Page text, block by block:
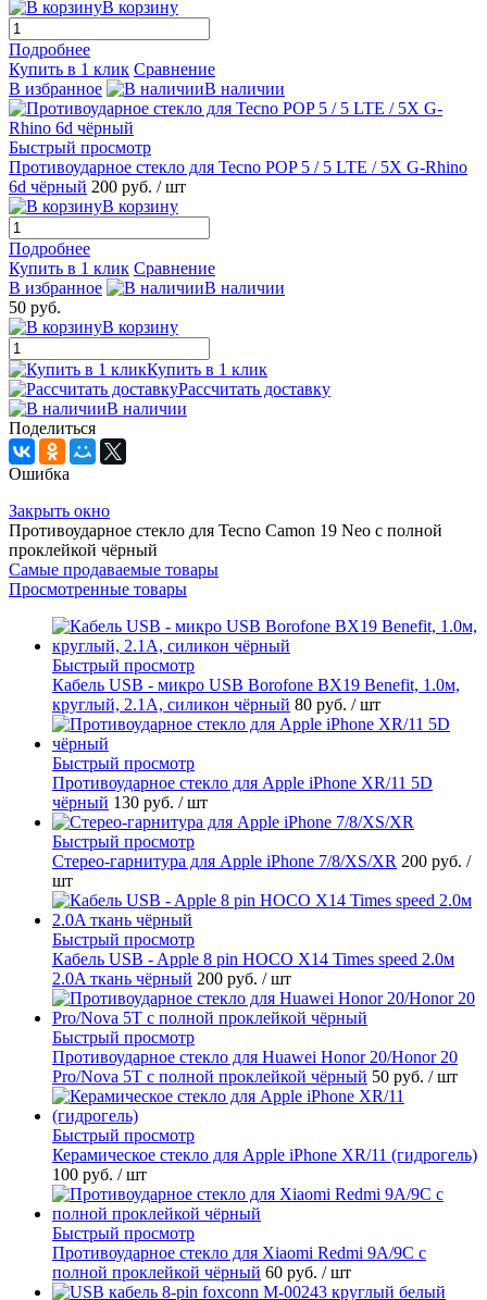
В корзину
Подробнее
Купить в 1 клик Сравнение
В избранное
В наличии
Быстрый просмотр
Противоударное стекло для Tecno POP 5 / 5 LTE / 5X G-Rhino
6d чёрный 200 руб. / шт
В корзину
Подробнее
Купить в 1 клик Сравнение
В избранное
В наличии
50 руб.
В корзину
Купить в 1 клик
Рассчитать доставку
В наличии
Поделиться
Ошибка
Закрыть окно
Противоударное стекло для Tecno Camon 19 Neo с полной
проклейкой чёрный
Самые продаваемые товары
Просмотренные товары
Быстрый просмотр
Кабель USB - микро USB Borofone BX19 Benefit, 1.0м,
круглый, 2.1A, силикон чёрный 80 руб. / шт
Быстрый просмотр
Противоударное стекло для Apple iPhone XR/11 5D
чёрный 130 руб. / шт
Быстрый просмотр
Стерео-гарнитура для Apple iPhone 7/8/XS/XR 200 руб. /
шт
Быстрый просмотр
Кабель USB - Apple 8 pin HOCO X14 Times speed 2.0м
2.0A ткань чёрный 200 руб. / шт
Быстрый просмотр
Противоударное стекло для Huawei Honor 20/Honor 20
Pro/Nova 5T с полной проклейкой чёрный 50 руб. / шт
Быстрый просмотр
Керамическое стекло для Apple iPhone XR/11 (гидрогель)
100 руб. / шт
Быстрый просмотр
Противоударное стекло для Xiaomi Redmi 9A/9C с
полной проклейкой чёрный 60 руб. / шт